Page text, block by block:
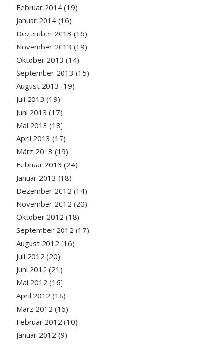
Februar 2014(19)
Januar 2014(16)
Dezember 2013 (16)
November 2013 (19)
Oktober 2013 (14)
September 2013 (15)
August 2013 (19)
Juli 2013 (19)
Juni 2013 (17)
Mai 2013 (18)
April 2013 (17)
März 2013 (19)
Februar 2013 (24)
Januar 2013 (18)
Dezember 2012 (14)
November 2012 (20)
Oktober 2012 (18)
September 2012 (17)
August 2012 (16)
Juli 2012 (20)
Juni 2012 (21)
Mai 2012 (16)
April 2012 (18)
März 2012 (16)
Februar 2012 (10)
Januar 2012 (9)